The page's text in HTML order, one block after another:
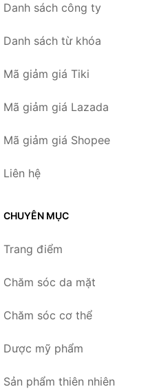
Danh sách công ty
Danh sách từ khóa
Mã giảm giá Tiki
Mã giảm giá Lazada
Mã giảm giá Shopee
Liên hệ
CHUYÊN MỤC
Trang điểm
Chăm sóc da mặt
Chăm sóc cơ thể
Dược mỹ phẩm
Sản phẩm thiên nhiên